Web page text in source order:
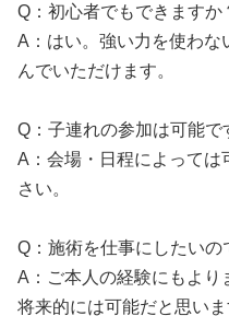
Q：初心者でもできますか
A：はい。強い力を使わな
んでいただけます。
Q：子連れの参加は可能で
A：会場・日程によっては
さい。
Q：施術を仕事にしたい
A：ご本人の経験にもより
将来的には可能だと思いま